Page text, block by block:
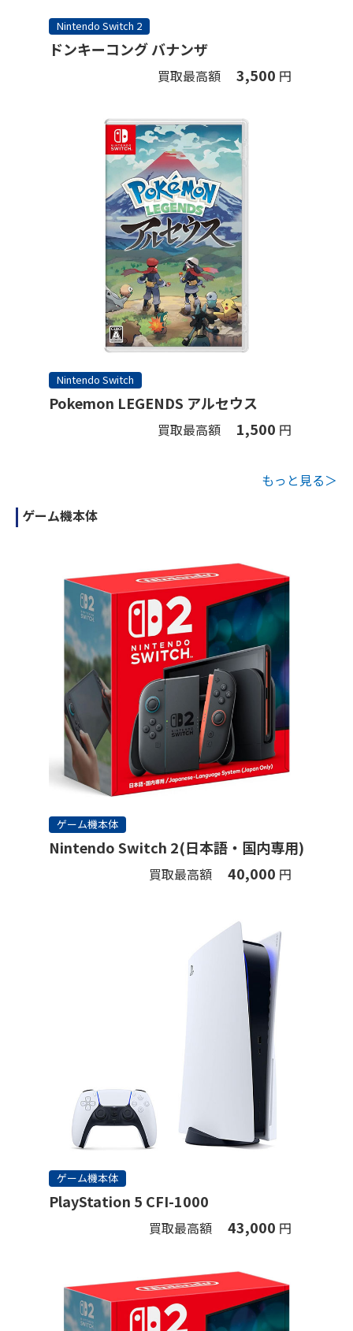
Nintendo Switch 2
ドンキーコング バナンザ
買取最高額 3,500 円
Nintendo Switch
Pokemon LEGENDS アルセウス
買取最高額 1,500 円
もっと見る＞
ゲーム機本体
ゲーム機本体
Nintendo Switch 2(日本語・国内専用)
買取最高額 40,000 円
ゲーム機本体
PlayStation 5 CFI-1000
買取最高額 43,000 円